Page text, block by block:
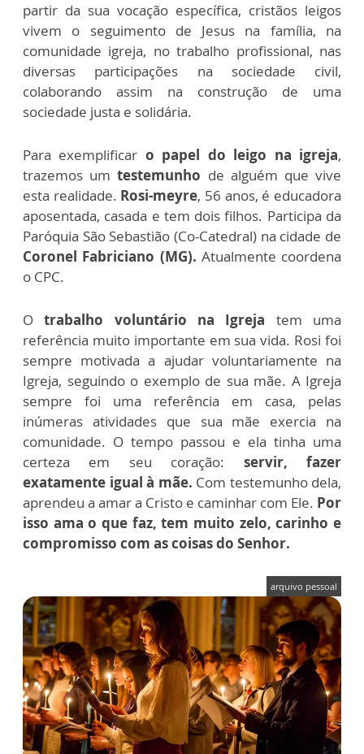
partir da sua vocação específica, cristãos leigos
vivem o seguimento de Jesus na família, na
comunidade igreja, no trabalho profissional, nas
diversas participações na sociedade civil,
colaborando assim na construção de uma
sociedade justa e solidária.
Para exemplificar o papel do leigo na igreja,
trazemos umtestemunho de alguém que vive
esta realidade. Rosi-meyre, 56 anos, é educadora
aposentada, casada e tem dois filhos. Participa da
Paróquia São Sebastião (Co-Catedral) na cidade de
Coronel Fabriciano (MG). Atualmente coordena
o CPC.
Otrabalho voluntário na Igreja tem uma
referência muito importante em sua vida. Rosi foi
sempre motivada a ajudar voluntariamente na
Igreja, seguindo o exemplo de sua mãe. A Igreja
sempre foi uma referência em casa, pelas
inúmeras atividades que sua mãe exercia na
comunidade. O tempo passou e ela tinha uma
certeza em seu coração: servir, fazer
exatamente igual à mãe. Com testemunho dela,
aprendeu a amar a Cristo e caminhar com Ele. Por
isso ama o que faz, tem muito zelo, carinho e
compromisso com as coisas do Senhor.
arquivo pessoal